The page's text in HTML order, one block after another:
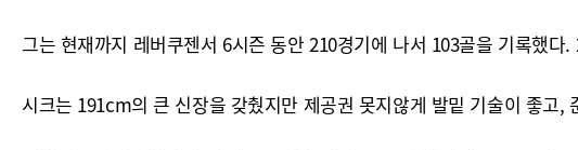
그는 현재까지 레버쿠젠서 6시즌 동안 210경기에 나서 103골을 기록했
시크는 191cm의 큰 신장을 갖췄지만 제공권 못지않게 발밑 기술이 좋고